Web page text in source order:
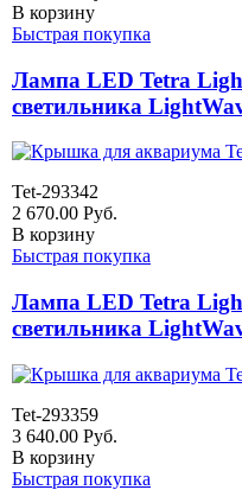
В корзину
Быстрая покупка
Лампа LED Tetra
светильника
Tet-293342
2 670.00 Руб.
В корзину
Быстрая покупка
Лампа LED Tetra
светильника
Tet-293359
3 640.00 Руб.
В корзину
Быстрая покупка